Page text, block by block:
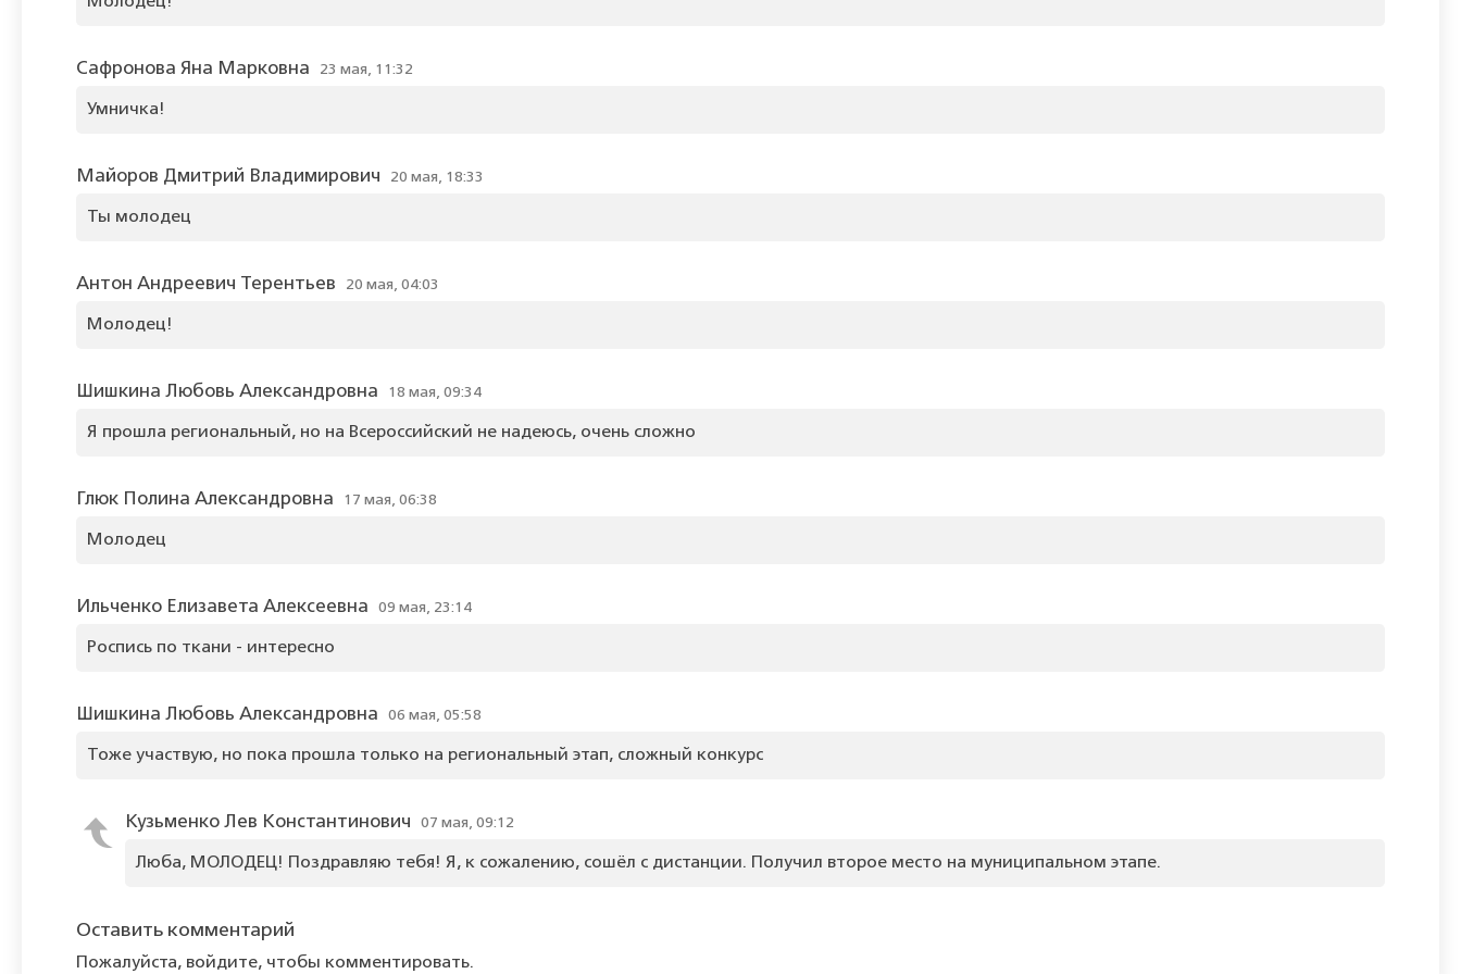
Сафронова Яна Марковна 23 мая, 11:32
Умничка!
Майоров Дмитрий Владимирович 20 мая, 18:33
Ты молодец
Антон Андреевич Терентьев 20 мая, 04:03
Молодец!
Шишкина Любовь Александровна 18 мая, 09:34
Я прошла региональный, но на Всероссийский не надеюсь, очень сложно
Глюк Полина Александровна 17 мая, 06:38
Молодец
Ильченко Елизавета Алексеевна 09 мая, 23:14
Роспись по ткани - интересно
Шишкина Любовь Александровна 06 мая, 05:58
Тоже участвую, но пока прошла только на региональный этап, сложный конкурс
Кузьменко Лев Константинович 07 мая, 09:12
Люба, МОЛОДЕЦ! Поздравляю тебя! Я, к сожалению, сошёл с дистанции. Получил второе место на муниципальном этапе.
Оставить комментарий
Пожалуйста, войдите, чтобы комментировать.